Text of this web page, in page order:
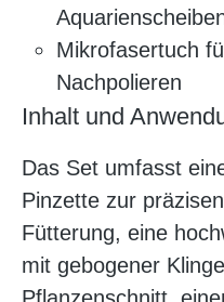
Mikrofasertuch
Nachpolieren
Inhalt und
Das Set umfasst
Pinzette zur
Fütterung, eine
mit gebogener